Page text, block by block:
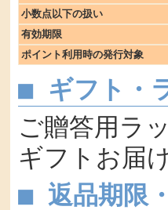
小数点以下の扱い
有効期限
ポイント利用時の発行対象
■ ギフト・
ご贈答用ラ
ギフトお届
■ 返品期限